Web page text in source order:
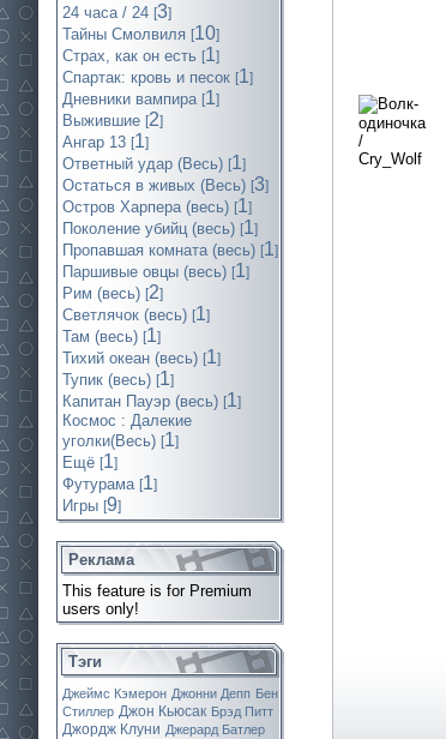
24 часа / 24 [3]
Тайны Смолвиля [10]
Страх, как он есть [1]
Спартак: кровь и песок [1]
Дневники вампира [1]
Выжившие [2]
Ангар 13 [1]
Ответный удар (Весь) [1]
Остаться в живых (Весь) [3]
Остров Харпера (весь) [1]
Поколение убийц (весь) [1]
Пропавшая комната (весь) [1]
Паршивые овцы (весь) [1]
Рим (весь) [2]
Светлячок (весь) [1]
Там (весь) [1]
Тихий океан (весь) [1]
Тупик (весь) [1]
Капитан Пауэр (весь) [1]
Космос : Далекие
уголки(Весь) [1]
Ещё [1]
Футурама [1]
Игры [9]
Реклама
This feature is for Premium
users only!
Тэги
Джеймс Кэмерон Джонни Депп Бен
Стиллер Джон Кьюсак Брэд Питт
Джордж Клуни Джерард Батлер